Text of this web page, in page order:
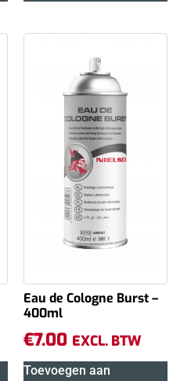
Eau de Cologne Burst –
400ml
€7.00 EXCL. BTW
Toevoegen aan